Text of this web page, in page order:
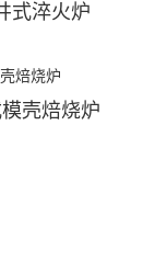
式淬火炉
壳焙烧炉